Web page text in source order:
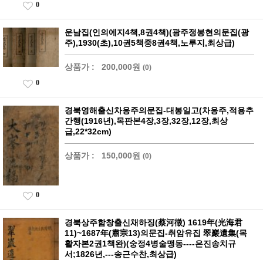
0
운남집(인의에지4책,8권4책)(광주정봉현의문집(광
주),1930(초),10권5책중8권4책,노루지,최상급)
상품가 : 200,000원 (0)
0
경북영해출신차응주의문집-대봉일고(차응주,적용추
간행(1916년),목판본4장,3장,32장,12장,최상
급,22*32cm)
상품가 : 150,000원 (0)
0
경북상주함창출신채하징(蔡河徵) 1619年(光海君
11)~1687年(肅宗13)의문집-취암유집 翠巖遺集(목
활자본2권1책완)(숭정4병술맹동----은진송치규
서;1826년,---송근수찬,최상급)